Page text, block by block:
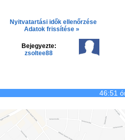
Nyitvatartási idők ellenőrzése
Adatok frissítése »
Bejegyezte:
zsoltee88
46:51